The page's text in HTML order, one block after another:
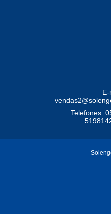
Telefones: